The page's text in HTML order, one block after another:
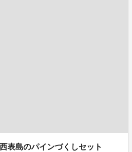
表島のパインづくしセット